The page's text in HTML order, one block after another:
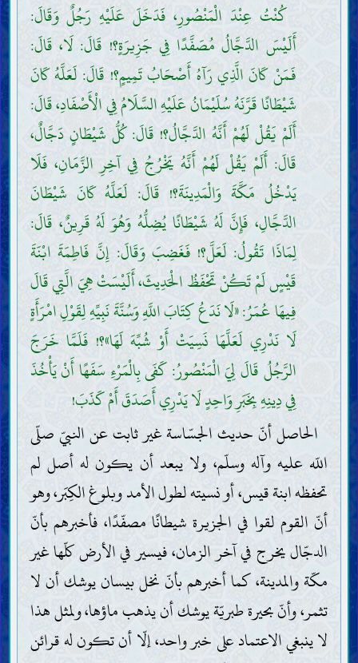
كُنْتُ عِنْدَ الْمَنْصُورِ، فَدَخَلَ عَلَيْهِ رَجُلٌ وَقَالَ:
أَلَيْسَ الدَّجَّالُ مُصَفَّدًا فِي جَزِيرَةٍ؟! قَالَ: لَا، قَالَ:
فَمَنْ كَانَ الَّذِي رَآهُ أَصْحَابُ تَمِيمٍ؟! قَالَ: لَعَلَّهُ كَانَ
شَيْطَانًا قَرَّنَهُ سُلَيْمَانُ عَلَيْهِ السَّلَامُ فِي الْأَصْفَادِ، قَالَ:
أَلَمْ يَقُلْ لَهُمْ أَنَّهُ الدَّجَّالُ؟! قَالَ: كُلُّ شَيْطَانٍ دَجَّالٌ،
قَالَ: أَلَمْ يَقُلْ لَهُمْ أَنَّهُ يَخْرُجُ فِي آخِرِ الزَّمَانِ، فَلَا
يَدْخُلُ مَكَّةَ وَالْمَدِينَةَ؟! قَالَ: لَعَلَّهُ كَانَ شَيْطَانَ
الدَّجَّالِ، فَإِنَّ لَهُ شَيْطَانًا يُضِلُّهُ وَهُوَ لَهُ قَرِينٌ، قَالَ:
لِمَاذَا تَقُولُ: لَعَلَّ؟! فَغَضِبَ وَقَالَ: إِنَّ فَاطِمَةَ ابْنَةَ
قَيْسٍ لَمْ تَكُنْ تَحْفَظُ الْحَدِيثَ، أَلَيْسَتْ هِيَ الَّتِي قَالَ
فِيهَا عُمَرُ: «لَا نَدَعُ كِتَابَ اللَّهِ وَسُنَّةَ نَبِيِّهِ لِقَوْلِ امْرَأَةٍ
لَا نَدْرِي لَعَلَّهَا نَسِيَتْ أَوْ شُبِّهَ لَهَا»؟! فَلَمَّا خَرَجَ
الرَّجُلُ قَالَ لِيَ الْمَنْصُورُ: كَفَى بِالْمَرْءِ سَفَهًا أَنْ يَأْخُذَ
فِي دِينِهِ بِخَبَرِ وَاحِدٍ لَا يَدْرِي أَصَدَقَ أَمْ كَذَبَ!
الحاصل أنّ حديث الجسّاسة غير ثابت عن النبيّ صلّى
اللّه عليه وآله وسلّم، ولا يبعد أن يكون له أصل لم
تحفظه ابنة قيس، أو نسيته لطول الأمد وبلوغ الكِبَر، وهو
أنّ القوم لقوا في الجزيرة شيطانًا مصفّدًا، فأخبرهم بأنّ
الدجّال يخرج في آخر الزمان، فيسير في الأرض كلّها غير
مكّة والمدينة، كما أخبرهم بأنّ نخل بيسان يوشك أن لا
تثمر، وأنّ بحيرة طبريّة يوشك أن يذهب ماؤها، ولمثل هذا
لا ينبغي الاعتماد على خبر واحد، إلّا أن تكون له قرائن